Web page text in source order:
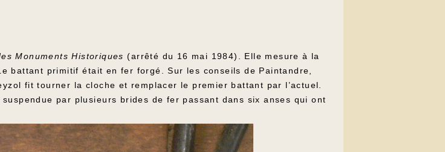
Monuments Historiques (arrêté du 16 mai 1984). Elle mesure à la
battant primitif était en fer forgé. Sur les conseils de Paintandre,
fit tourner la cloche et remplacer le premier battant par l’actuel.
par plusieurs brides de fer passant dans six anses qui ont